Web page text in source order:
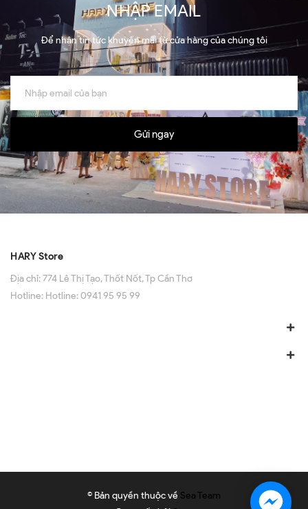
NHẬP EMAIL
Để nhận tin tức khuyến mãi từ cửa hàng của chúng tôi
Gửi ngay
HARY Store
Địa chỉ:774 Lê Thị Tạo, Thốt Nốt, Tp Cần Thơ
Hotline: Hotline: 0941 95 95 99
© Bản quyền thuộc về Sea Team